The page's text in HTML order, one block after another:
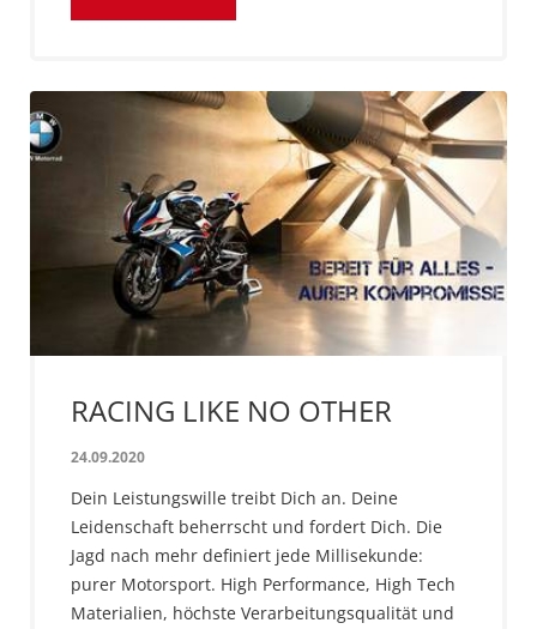
RACING LIKE NO OTHER
24.09.2020
Dein Leistungswille treibt Dich an. Deine
Leidenschaft beherrscht und fordert Dich. Die
Jagd nach mehr definiert jede Millisekunde:
purer Motorsport. High Performance, High Tech
Materialien, höchste Verarbeitungsqualität und